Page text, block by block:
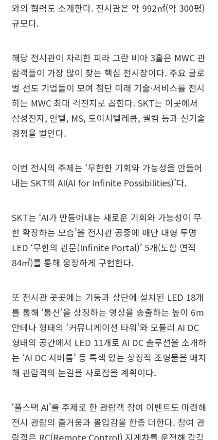
와의 협력도 소개한다. 전시관은 약 992㎡(약 300평)
규모다.
해당 전시관이 자리한 피라 그란 비아 3홀은 MWC 관
람객들이 가장 많이 찾는 핵심 전시장이다. 주요 글로
벌 선도 기업들이 모여 첨단 미래 기술·서비스를 전시
하는 MWC 최대 격전지로 꼽힌다. SKT는 이곳에서
삼성전자, 인텔, MS, 도이치텔레콤, 퀄컴 등과 신기술
경쟁을 벌인다.
이번 전시의 주제는 ‘무한한 기회와 가능성을 만들어
내는 SKT의 AI(AI for Infinite Possibilities)’다.
SKT는 ‘AI가 만들어내는 새로운 기회와 가능성이 무
한 확장하는 모습’을 전시관 공중에 매단 대형 투명
LED ‘무한의 관문(Infinite Portal)’ 5개(도합 면적
84㎡)를 통해 웅장하게 구현한다.
또 전시관 곳곳에는 기둥과 상단에 설치된 LED 18개
를 통해 ‘통신’을 상징하는 영상을 송출하는 높이 6m
안테나 형태의 ‘커뮤니케이션 타워’와 모듈러 AI DC
형태의 공간에서 LED 11개로 AI DC 솔루션을 소개하
는 ‘AI DC 서버룸’ 등 특색 있는 상징적 조형물을 배치
해 관람객의 눈길을 사로잡을 계획이다.
‘풀스택 AI’를 주제로 한 관람객 참여 이벤트도 마련해
전시 관람의 즐거움과 몰입감을 한층 더한다. 참여 관
람객은 RC(Remote Control) 지게차를 운전해 각각